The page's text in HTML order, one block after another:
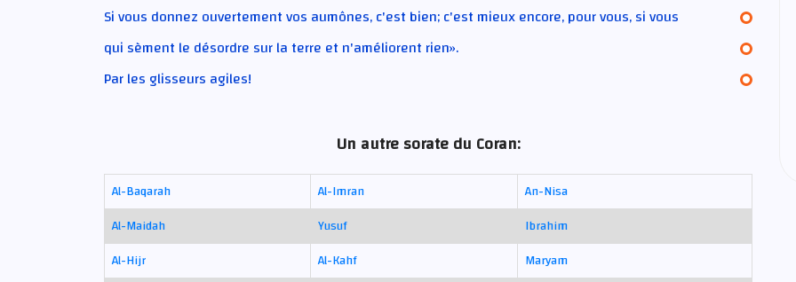
Si vous donnez ouvertement vos aumônes, c'est bien; c'est mieux encore, pour vous, si vous
qui sèment le désordre sur la terre et n'améliorent rien».
Par les glisseurs agiles!
Un autre sorate du Coran:
Al-Baqarah Al-Imran
An-Nisa
Al-Maidah
Yusuf
Ibrahim
Al-Hijr
Al-Kahf
Maryam